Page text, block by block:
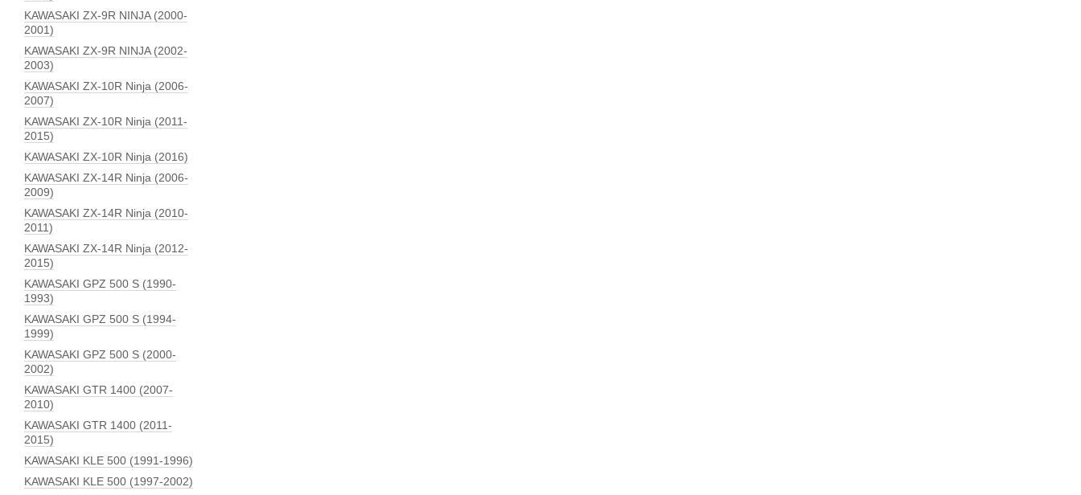
KAWASAKI ZX-9R NINJA (2000-
2001)
KAWASAKI ZX-9R NINJA (2002-
2003)
KAWASAKI ZX-10R Ninja (2006-
2007)
KAWASAKI ZX-10R Ninja (2011-
2015)
KAWASAKI ZX-10R Ninja (2016)
KAWASAKI ZX-14R Ninja (2006-
2009)
KAWASAKI ZX-14R Ninja (2010-
2011)
KAWASAKI ZX-14R Ninja (2012-
2015)
KAWASAKI GPZ 500 S (1990-
1993)
KAWASAKI GPZ 500 S (1994-
1999)
KAWASAKI GPZ 500 S (2000-
2002)
KAWASAKI GTR 1400 (2007-
2010)
KAWASAKI GTR 1400 (2011-
2015)
KAWASAKI KLE 500 (1991-1996)
KAWASAKI KLE 500 (1997-2002)